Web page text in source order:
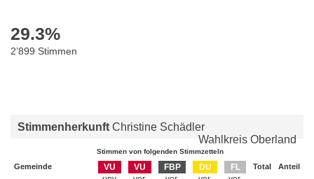
29.3%
2’899 Stimmen
Stimmenherkunft Christine Schädler
Wahlkreis Oberland
Stimmen von folgenden Stimmzetteln
Gemeinde VU VU FBP DU FL Total Anteil